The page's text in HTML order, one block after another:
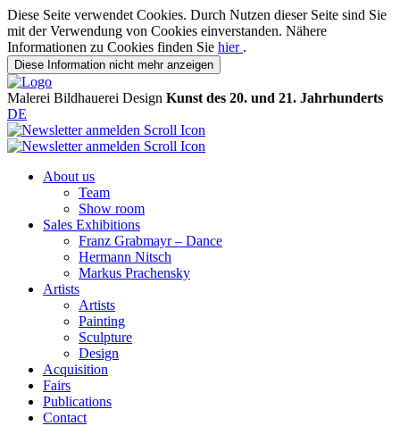
Diese Seite verwendet Cookies. Durch Nutzen dieser Seite sind Sie
mit der Verwendung von Cookies einverstanden. Nähere
Informationen zu Cookies finden Sie hier .
Diese Information nicht mehr anzeigen
Malerei Bildhauerei Design Kunst des 20. und 21. Jahrhunderts
DE
About us
Team
Show room
Sales Exhibitions
Franz Grabmayr – Dance
Hermann Nitsch
Markus Prachensky
Artists
Artists
Painting
Sculpture
Design
Acquisition
Fairs
Publications
Contact